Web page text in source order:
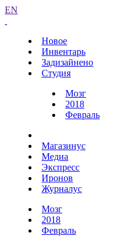
EN
Новое
Инвентарь
Задизайнено
Студия
Мозг
2018
Февраль
Магазинус
Медиа
Экспресс
Иронов
Журналус
Мозг
2018
Февраль